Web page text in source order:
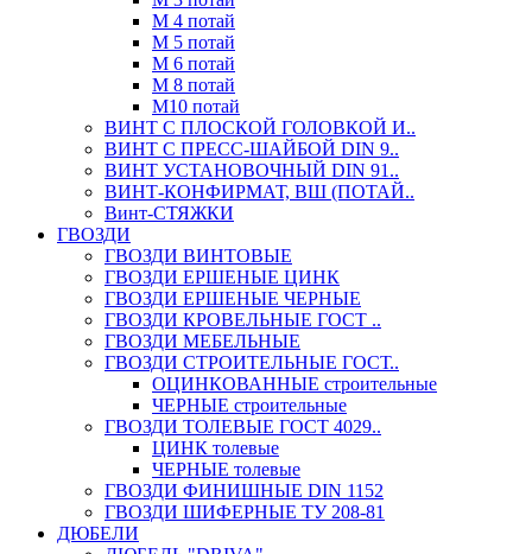
М 4 потай
М 5 потай
М 6 потай
М 8 потай
М10 потай
ВИНТ С ПЛОСКОЙ ГОЛОВКОЙ И..
ВИНТ С ПРЕСС-ШАЙБОЙ DIN 9..
ВИНТ УСТАНОВОЧНЫЙ DIN 91..
ВИНТ-КОНФИРМАТ, ВШ (ПОТАЙ..
Винт-СТЯЖКИ
ГВОЗДИ
ГВОЗДИ ВИНТОВЫЕ
ГВОЗДИ ЕРШЕНЫЕ ЦИНК
ГВОЗДИ ЕРШЕНЫЕ ЧЕРНЫЕ
ГВОЗДИ КРОВЕЛЬНЫЕ ГОСТ ..
ГВОЗДИ МЕБЕЛЬНЫЕ
ГВОЗДИ СТРОИТЕЛЬНЫЕ ГОСТ..
ОЦИНКОВАННЫЕ строительные
ЧЕРНЫЕ строительные
ГВОЗДИ ТОЛЕВЫЕ ГОСТ 4029..
ЦИНК толевые
ЧЕРНЫЕ толевые
ГВОЗДИ ФИНИШНЫЕ DIN 1152
ГВОЗДИ ШИФЕРНЫЕ ТУ 208-81
ДЮБЕЛИ